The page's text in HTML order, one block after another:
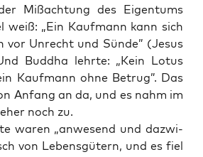
Miß­ach­tung des Eigen­tums
weiß: „Ein Kauf­mann kann sich
vor Unrecht und Sün­de” (Jesus
Bud­dha lehr­te: „Kein Lotus
Kauf­mann ohne Betrug”. Das
Anfang an da, und es nahm im
noch zu.
waren „anwe­send und dazwi­
von Lebens­gü­tern, und es fiel